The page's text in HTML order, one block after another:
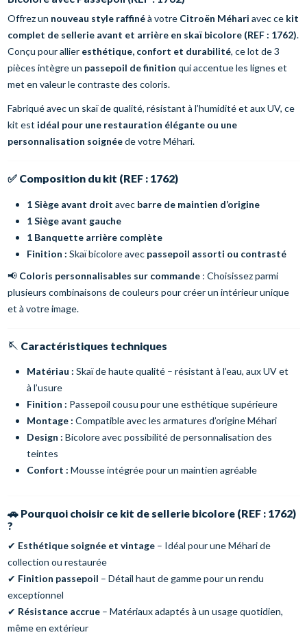
Offrez un nouveau style raffinéà votre Citroën Méhari avec ce kit
complet de sellerie avant et arrière en skaï bicolore (REF : 1762).
Conçu pour allier esthétique, confort et durabilité, ce lot de 3
pièces intègre un passepoil de finition qui accentue les lignes et
met en valeur le contraste des coloris.
Fabriqué avec un skaï de qualité, résistant à l’humidité et aux UV, ce
kit est idéal pour une restauration élégante ou une
personnalisation soignéede votre Méhari.
✅ Composition du kit (REF : 1762)
1 Siège avant droit avec barre de maintien d’origine
1 Siège avant gauche
1 Banquette arrière complète
Finition : Skaï bicolore avec passepoil assorti ou contrasté
📢 Coloris personnalisables sur commande: Choisissez parmi
plusieurs combinaisons de couleurs pour créer un intérieur unique
et à votre image.
🪡 Caractéristiques techniques
Matériau : Skaï de haute qualité – résistant à l’eau, aux UV et
à l’usure
Finition : Passepoil cousu pour une esthétique supérieure
Montage : Compatible avec les armatures d’origine Méhari
Design : Bicolore avec possibilité de personnalisation des
teintes
Confort : Mousse intégrée pour un maintien agréable
🚗 Pourquoi choisir ce kit de sellerie bicolore (REF : 1762)
?
✔ Esthétique soignée et vintage– Idéal pour une Méhari de
collection ou restaurée
✔ Finition passepoil – Détail haut de gamme pour un rendu
exceptionnel
✔ Résistance accrue– Matériaux adaptés à un usage quotidien,
même en extérieur